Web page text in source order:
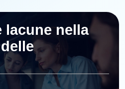
lacune nella